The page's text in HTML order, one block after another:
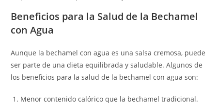
Beneficios para la Salud de la Bechamel
con Agua
Aunque la bechamel con agua es una salsa cremosa, puede
ser parte de una dieta equilibrada y saludable. Algunos de
los beneficios para la salud de la bechamel con agua son:
Menor contenido calórico que la bechamel tradicional.